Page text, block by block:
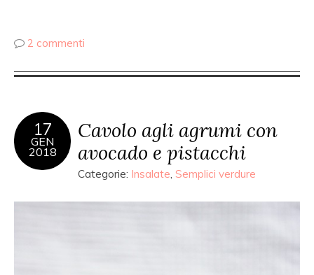
2 commenti
17
GEN
2018
Cavolo agli agrumi con
avocado e pistacchi
Categorie: Insalate Semplici verdure